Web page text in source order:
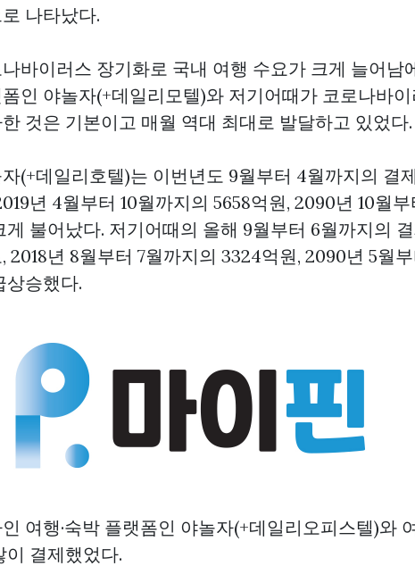
나타났다.
바이러스 장기화로 국내 여행 수요가 크게 늘어남
인 야놀자(+데일리모텔)와 저기어때가 코로나바
것은 기본이고 매월 역대 최대로 발달하고 있었다.
(+데일리호텔)는 이번년도 9월부터 4월까지의 결
년 4월부터 10월까지의 5658억원, 2090년 10월
게 불어났다. 저기어때의 올해 9월부터 6월까지의
2018년 8월부터 7월까지의 3324억원, 2090년 5월
상승했다.
여행·숙박 플랫폼인 야놀자(+데일리오피스텔)와
이 결제했었다.